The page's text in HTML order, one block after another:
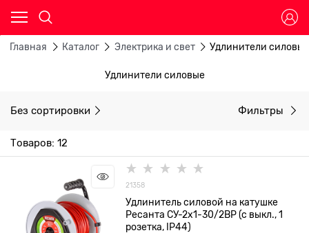
Главная Каталог Электрика и свет Удлинители
Удлинители силовые
Без сортировки Фильтры
Товаров: 12
21358
Удлинитель силовой на катушке
Ресанта СУ-2х1-30/2ВР (с выкл., 1
розетка, IP44)